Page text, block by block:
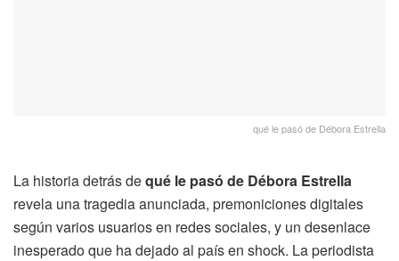
qué le pasó de Débora Estrella
La historia detrás dequé le pasó de Débora Estrella
revela una tragedia anunciada, premoniciones digitales
según varios usuarios en redes sociales, y un desenlace
inesperado que ha dejado al país en shock. La periodista